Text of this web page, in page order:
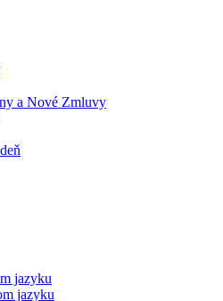
a Nové Zmluvy
jazyku
jazyku